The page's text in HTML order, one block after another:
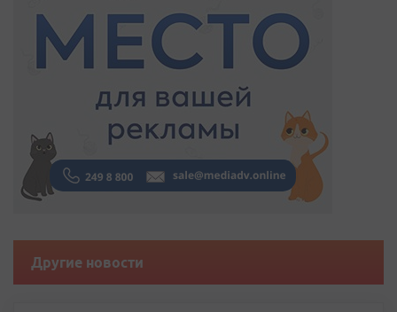
Другие новости